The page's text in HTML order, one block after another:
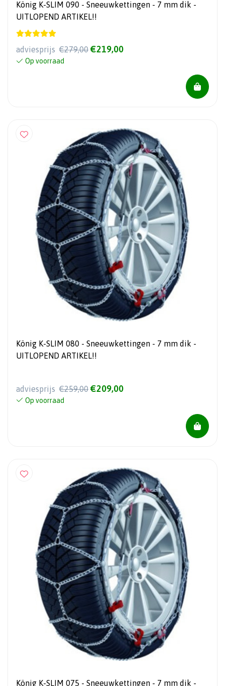
König K-SLIM 090 - Sneeuwkettingen - 7 mm dik -
UITLOPEND ARTIKEL!!
adviesprijs €279,00 €219,00
Op voorraad
König K-SLIM 080 - Sneeuwkettingen - 7 mm dik -
UITLOPEND ARTIKEL!!
adviesprijs €259,00 €209,00
Op voorraad
König K-SLIM 075 - Sneeuwkettingen - 7 mm dik -